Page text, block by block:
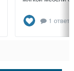
1 ответ